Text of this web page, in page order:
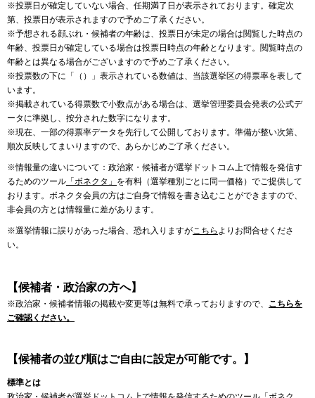
※投票日が確定していない場合、任期満了日が表示されております。確定次
第、投票日が表示されますので予めご了承ください。
※予想される顔ぶれ・候補者の年齢は、投票日が未定の場合は閲覧した時点の
年齢、投票日が確定している場合は投票日時点の年齢となります。閲覧時点の
年齢とは異なる場合がございますので予めご了承ください。
※投票数の下に「（）」表示されている数値は、当該選挙区の得票率を表して
います。
※掲載されている得票数で小数点がある場合は、選挙管理委員会発表の公式デ
ータに準拠し、按分された数字になります。
※現在、一部の得票率データを先行して公開しております。準備が整い次第、
順次反映してまいりますので、あらかじめご了承ください。
※情報量の違いについて：政治家・候補者が選挙ドットコム上で情報を発信す
るためのツール 「ボネクタ」 を有料（選挙種別ごとに同一価格）でご提供して
おります。ボネクタ会員の方はご自身で情報を書き込むことができますので、
非会員の方とは情報量に差があります。
※選挙情報に誤りがあった場合、恐れ入りますがこちら よりお問合せくださ
い。
【候補者・政治家の方へ】
※政治家・候補者情報の掲載や変更等は無料で承っておりますので、 こちらを
ご確認ください。
【候補者の並び順はご自由に設定が可能です。】
標準とは